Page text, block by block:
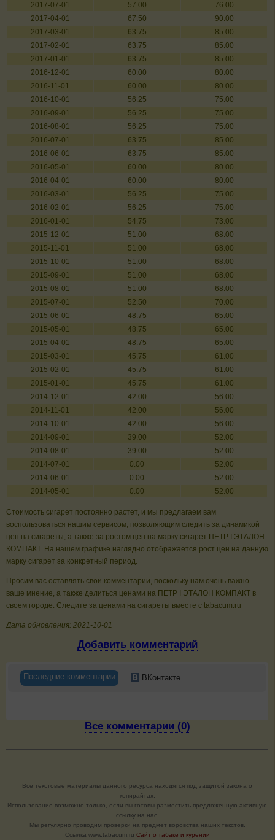
2017-07-01
57.00
76.00
2017-04-01
67.50
90.00
2017-03-01
63.75
85.00
2017-02-01
63.75
85.00
2017-01-01
63.75
85.00
2016-12-01
60.00
80.00
2016-11-01
60.00
80.00
2016-10-01
56.25
75.00
2016-09-01
56.25
75.00
2016-08-01
56.25
75.00
2016-07-01
63.75
85.00
2016-06-01
63.75
85.00
2016-05-01
60.00
80.00
2016-04-01
60.00
80.00
2016-03-01
56.25
75.00
2016-02-01
56.25
75.00
2016-01-01
54.75
73.00
2015-12-01
51.00
68.00
2015-11-01
51.00
68.00
2015-10-01
51.00
68.00
2015-09-01
51.00
68.00
2015-08-01
51.00
68.00
2015-07-01
52.50
70.00
2015-06-01
48.75
65.00
2015-05-01
48.75
65.00
2015-04-01
48.75
65.00
2015-03-01
45.75
61.00
2015-02-01
45.75
61.00
2015-01-01
45.75
61.00
2014-12-01
42.00
56.00
2014-11-01
42.00
56.00
2014-10-01
42.00
56.00
2014-09-01
39.00
52.00
2014-08-01
39.00
52.00
2014-07-01
0.00
52.00
2014-06-01
0.00
52.00
2014-05-01
0.00 52.00
Стоимость сигарет постоянно растет, и мы предлагаем вам
воспользоваться нашим сервисом, позволяющим следить за динамикой
цен на сигареты, а также за ростом цен на марку сигарет ПЕТР I ЭТАЛОН
КОМПАКТ. На нашем графике наглядно отображается рост цен на данную
марку сигарет за конкретный период.
Просим вас оставлять свои комментарии, поскольку нам очень важно
ваше мнение, а также делиться ценами на ПЕТР I ЭТАЛОН КОМПАКТ в
своем городе. Следите за ценами на сигареты вместе с tabacum.ru
Дата обновления: 2021-10-01
Добавить комментарий
Последние комментарии ВКонтакте
Все комментарии (0)
Все текстовые материалы данного ресурса находятся под защитой закона о
копирайтах.
Использование возможно только, если вы готовы разместить предложенную активную
ссылку на нас.
Мы регулярно проводим проверки на предмет воровства наших текстов.
Cсылка www.tabacum.ru Сайт о табаке и курении